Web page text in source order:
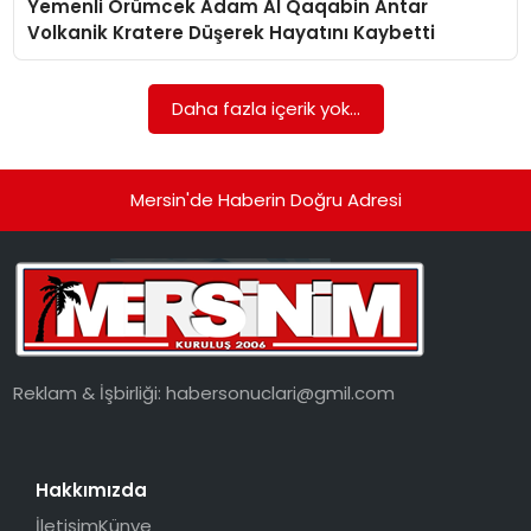
EKONOMI
Yemenli Örümcek Adam Al Qaqabin Antar
Volkanik Kratere Düşerek Hayatını Kaybetti
Daha fazla içerik yok...
Mersin'de Haberin Doğru Adresi
Reklam & İşbirliği:habersonuclari@gmil.com
Hakkımızda
İletişimKünye